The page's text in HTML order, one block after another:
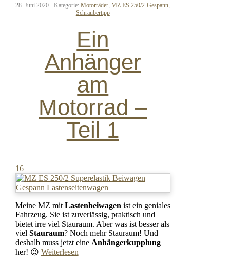
28. Juni 2020 ·Kategorie:Motorräder,MZ ES 250/2-Gespann,
Schraubertipp
Ein
Anhänger
am
Motorrad –
Teil 1
16
Meine MZ mit Lastenbeiwagen ist ein geniales
Fahrzeug. Sie ist zuverlässig, praktisch und
bietet irre viel Stauraum. Aber was ist besser als
viel Stauraum? Noch mehr Stauraum! Und
deshalb muss jetzt eine Anhängerkupplung
her! 😉 Weiterlesen